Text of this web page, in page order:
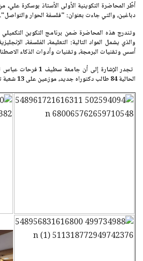
أطّر المحاضرة التكوينية الأولى الأستاذ بوسكرة علي
دباغين، والتي جاءت بعنوان: "فلسفة الحوار والتواصل".
وتندرج هذه المحاضرة ضمن برنامج التكوين التكميلي
والذي يشمل المواد التالية: التعليمة، الفلسفة،
أسس وتقنيات البرمجة، وتقنيات وأدوات الذكاء
تجدر الإشارة إلى أن
الحالية84 طالب دكتوراه جديد، موزعين على 13 شعبة تشمل 20 تخصص.